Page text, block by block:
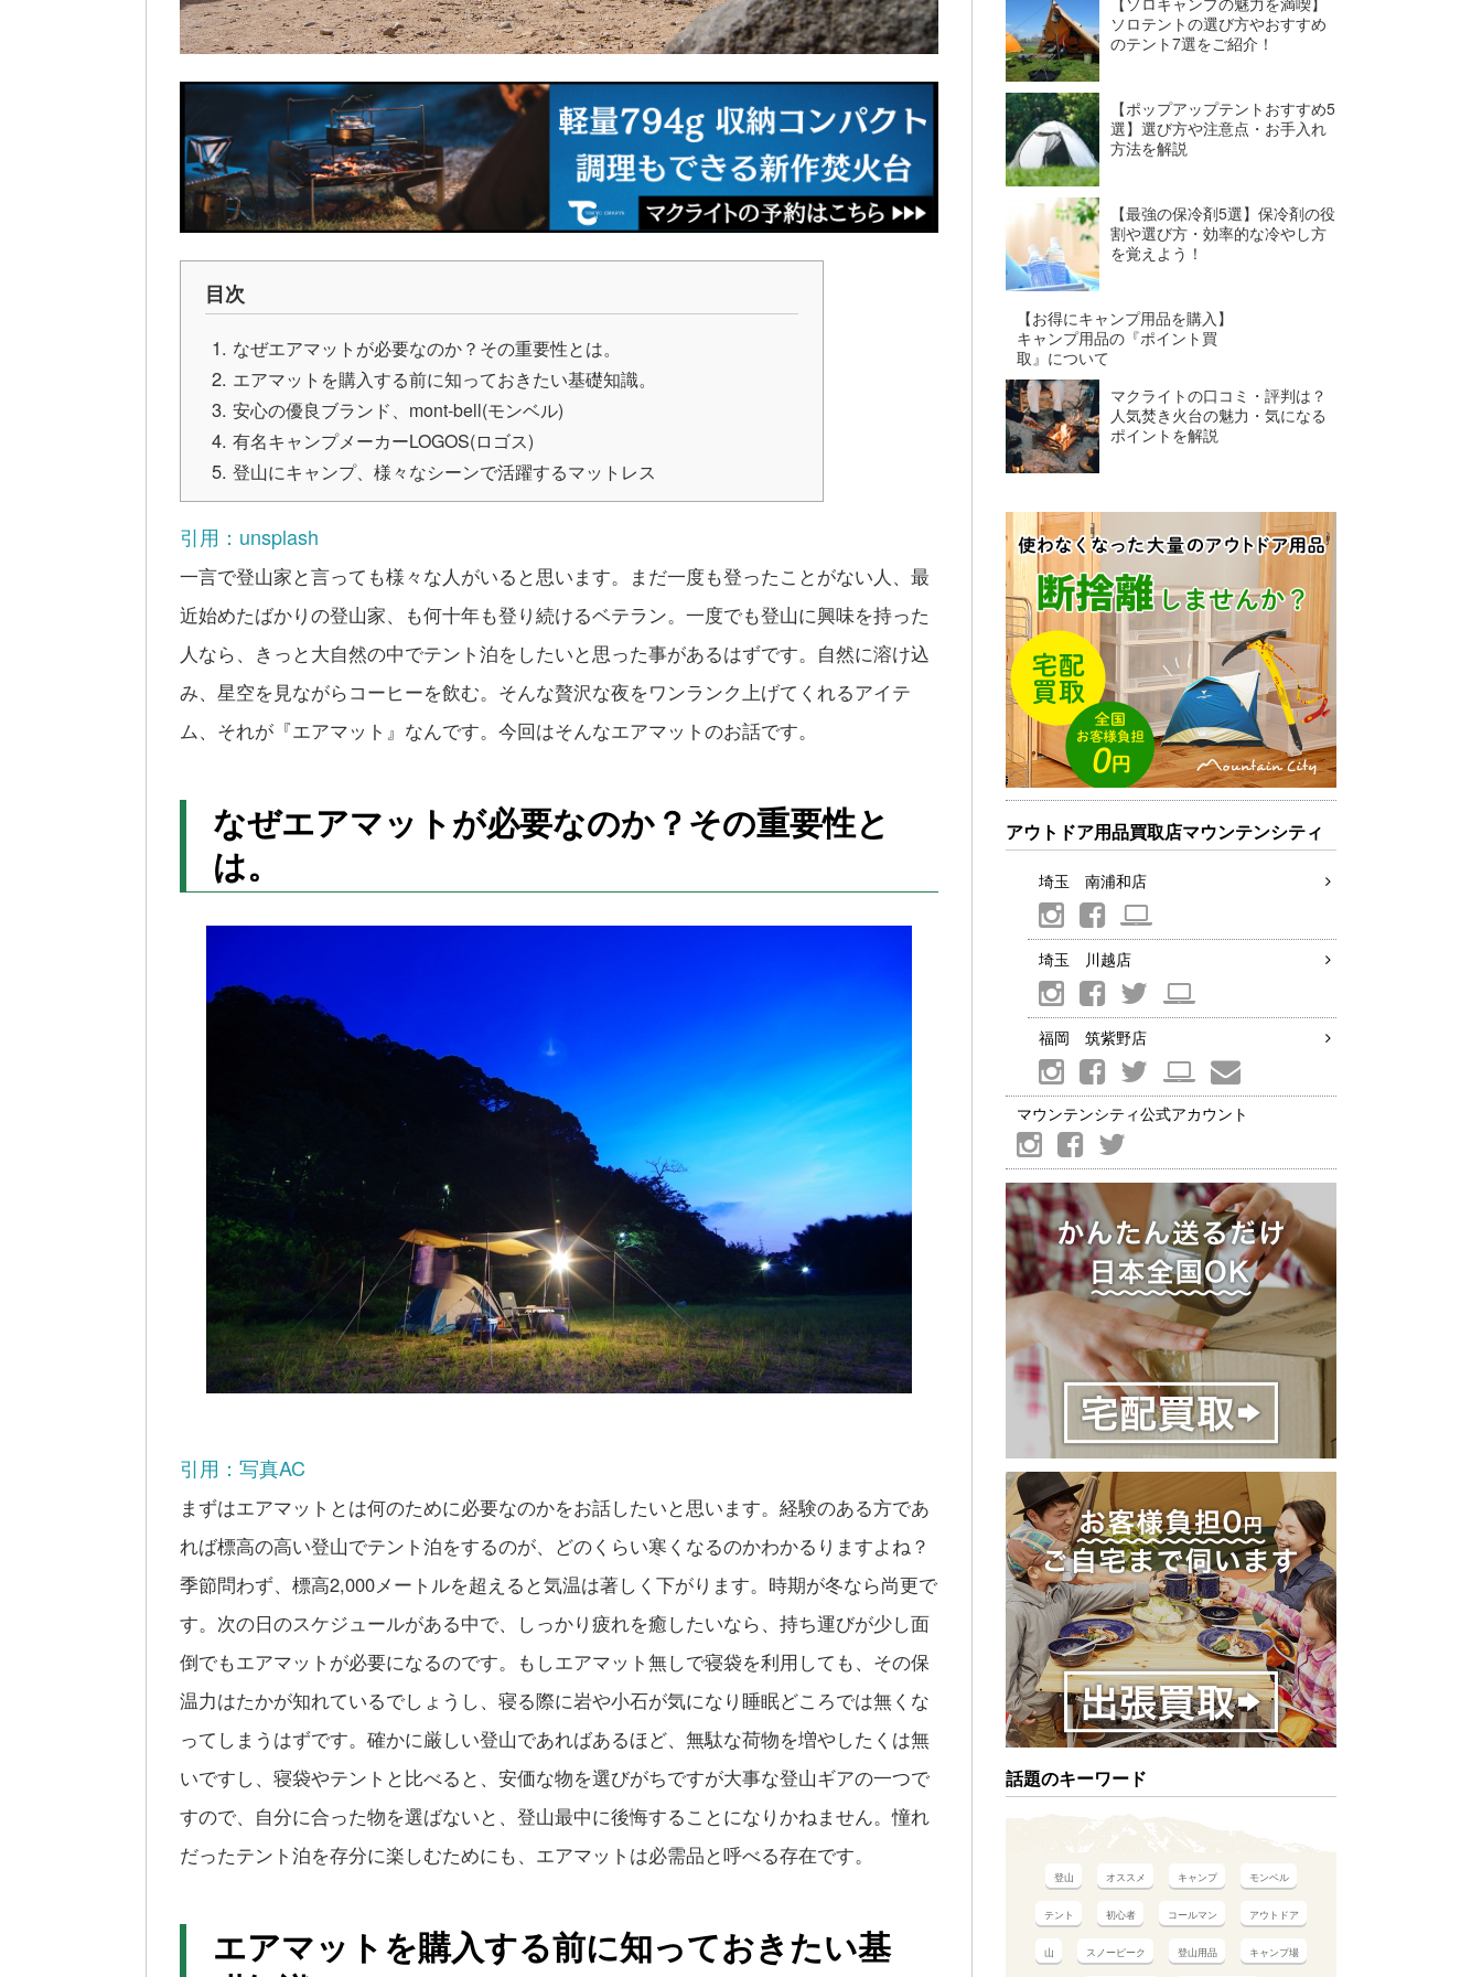
目次
なぜエアマットが必要なのか？その重要性とは。
エアマットを購入する前に知っておきたい基礎知識。
安心の優良ブランド、mont-bell(モンベル)
有名キャンプメーカーLOGOS(ロゴス)
登山にキャンプ、様々なシーンで活躍するマットレス
引用：unsplash
一言で登山家と言っても様々な人がいると思います。まだ一度も登ったことがない人、最
近始めたばかりの登山家、も何十年も登り続けるベテラン。一度でも登山に興味を持った
人なら、きっと大自然の中でテント泊をしたいと思った事があるはずです。自然に溶け込
み、星空を見ながらコーヒーを飲む。そんな贅沢な夜をワンランク上げてくれるアイテ
ム、それが『エアマット』なんです。今回はそんなエアマットのお話です。
なぜエアマットが必要なのか？その重要性と
は。
引用：写真AC
まずはエアマットとは何のために必要なのかをお話したいと思います。経験のある方であ
れば標高の高い登山でテント泊をするのが、どのくらい寒くなるのかわかるりますよね？
季節問わず、標高2,000メートルを超えると気温は著しく下がります。時期が冬なら尚更で
す。次の日のスケジュールがある中で、しっかり疲れを癒したいなら、持ち運びが少し面
倒でもエアマットが必要になるのです。もしエアマット無しで寝袋を利用しても、その保
温力はたかが知れているでしょうし、寝る際に岩や小石が気になり睡眠どころでは無くな
ってしまうはずです。確かに厳しい登山であればあるほど、無駄な荷物を増やしたくは無
いですし、寝袋やテントと比べると、安価な物を選びがちですが大事な登山ギアの一つで
すので、自分に合った物を選ばないと、登山最中に後悔することになりかねません。憧れ
だったテント泊を存分に楽しむためにも、エアマットは必需品と呼べる存在です。
エアマットを購入する前に知っておきたい基
ソロテントの選び方やおすすめ
のテント7選をご紹介！
【ポップアップテントおすすめ5
選】選び方や注意点・お手入れ
方法を解説
【最強の保冷剤5選】保冷剤の役
割や選び方・効率的な冷やし方
を覚えよう！
【お得にキャンプ用品を購入】
キャンプ用品の『ポイント買
取』について
マクライトの口コミ・評判は？
人気焚き火台の魅力・気になる
ポイントを解説
アウトドア用品買取店マウンテンシティ
埼玉 南浦和店
埼玉 川越店
福岡 筑紫野店
マウンテンシティ公式アカウント
話題のキーワード
登山 オススメ キャンプ モンベル
テント 初心者 コールマン アウトドア
山 スノーピーク 登山用品 キャンプ場